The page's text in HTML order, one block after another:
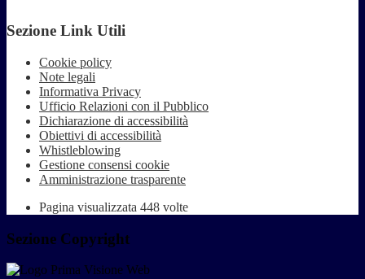
Sezione Link Utili
Cookie policy
Note legali
Informativa Privacy
Ufficio Relazioni con il Pubblico
Dichiarazione di accessibilità
Obiettivi di accessibilità
Whistleblowing
Gestione consensi cookie
Amministrazione trasparente
Pagina visualizzata 448 volte
Sezione Copyright